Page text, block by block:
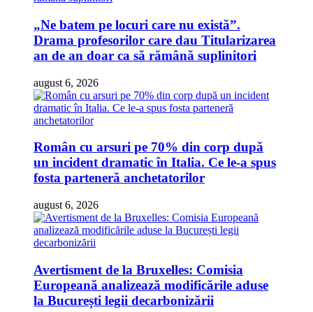
„Ne batem pe locuri care nu există”.
Drama profesorilor care dau Titularizarea
an de an doar ca să rămână suplinitori
august 6, 2026
Român cu arsuri pe 70% din corp după
un incident dramatic în Italia. Ce le-a spus
fosta parteneră anchetatorilor
august 6, 2026
Avertisment de la Bruxelles: Comisia
Europeană analizează modificările aduse
la București legii decarbonizării